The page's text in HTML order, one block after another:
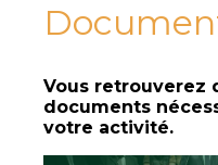
Vous retrouverez
documents
votre activité.